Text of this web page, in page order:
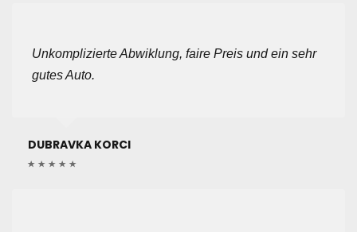
Unkomplizierte Abwiklung, faire Preis und ein sehr
gutes Auto.
DUBRAVKA KORCI